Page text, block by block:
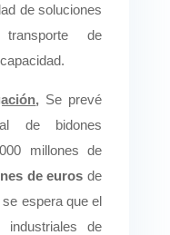
de soluciones
de
, Se prevé
de bidones
millones de
de euros de
espera que el
de